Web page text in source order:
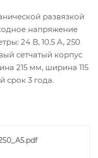
развязкой
напряжение
24 В, 10.5 А, 250
сетчатый корпус
215 мм, ширина 115
срок 3 года.